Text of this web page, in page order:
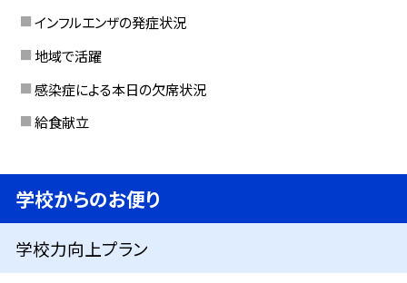
インフルエンザの発症状況
地域で活躍
感染症による本日の欠席状況
給食献立
学校からのお便り
学校力向上プラン